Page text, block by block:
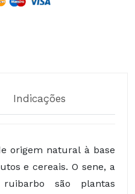
Indicações
origem natural à base
e cereais. O sene, a
são plantas